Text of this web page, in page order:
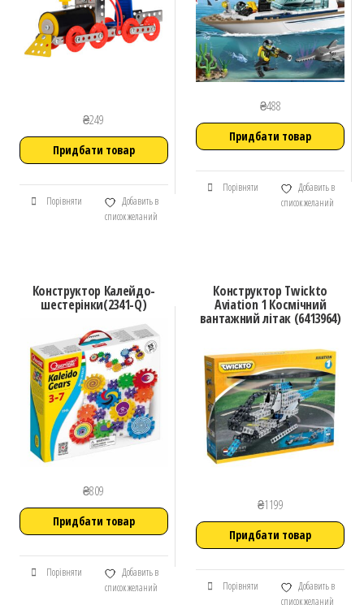
₴249
Придбати товар
Порівняти
Добавить в
список желаний
₴488
Придбати товар
Порівняти
Добавить в
список желаний
Конструктор Калейдо-
шестерінки(2341-Q)
₴809
Придбати товар
Порівняти
Добавить в
список желаний
Конструктор Twickto
Aviation 1 Космічний
вантажний літак (6413964)
₴1199
Придбати товар
Порівняти
Добавить в
список желаний